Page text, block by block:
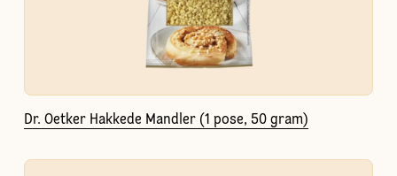
Dr. Oetker Hakkede Mandler (1 pose, 50 gram)